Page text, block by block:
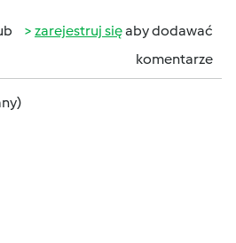
zarejestruj sięaby dodawać
komentarze